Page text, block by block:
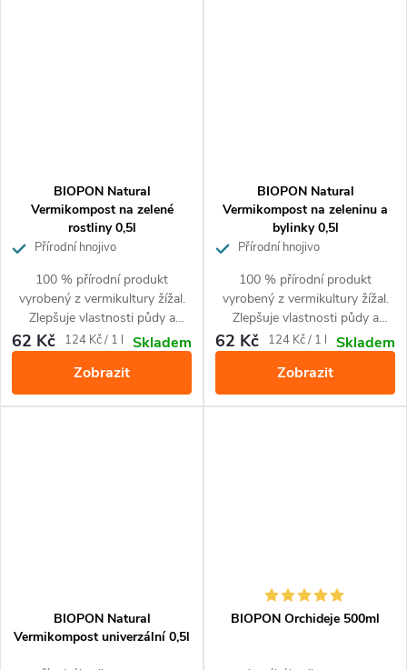
BIOPON Natural
Vermikompost na zelené
rostliny 0,5l
Přírodní hnojivo
100 % přírodní produkt
vyrobený z vermikultury žížal.
Zlepšuje vlastnosti půdy a
obohacuje půdu o živiny.
Zajišťuje optimální růst a
intenzivně zelenou barvu listů.
Pro všechny druhy okrasných
62 Kč
Měrná
124 Kč / 1 l
Skladem
Zobrazit
BIOPON Natural
Vermikompost na zeleninu a
bylinky 0,5l
Přírodní hnojivo
100 % přírodní produkt
vyrobený z vermikultury žížal.
Zlepšuje vlastnosti půdy a
obohacuje půdu o živiny.
Zajišťuje optimální růst a zdravé
a vysoké výnosy. Pro pěstování
zeleniny a bylinek.
62 Kč
Měrná
124 Kč / 1 l
Skladem
Zobrazit
BIOPON Natural
Vermikompost univerzální 0,5l
BIOPON Orchideje 500ml